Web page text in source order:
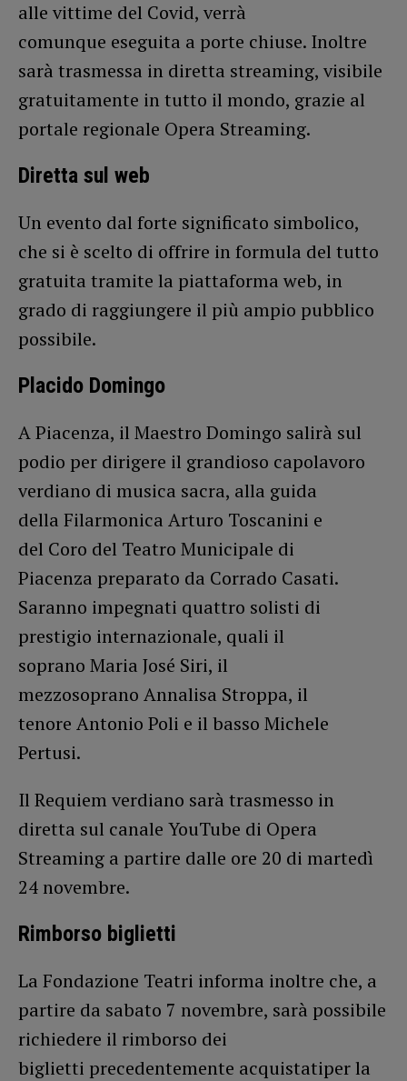
alle vittime del Covid, verrà
comunque eseguita a porte chiuse. Inoltre
sarà trasmessa in diretta streaming, visibile
gratuitamente in tutto il mondo, grazie al
portale regionale Opera Streaming.
Diretta sul web
Un evento dal forte significato simbolico,
che si è scelto di offrire in formula del tutto
gratuita tramite la piattaforma web, in
grado di raggiungere il più ampio pubblico
possibile.
Placido Domingo
A Piacenza, il Maestro Domingo salirà sul
podio per dirigere il grandioso capolavoro
verdiano di musica sacra, alla guida
della Filarmonica Arturo Toscanini e
del Coro del Teatro Municipale di
Piacenza preparato da Corrado Casati.
Saranno impegnati quattro solisti di
prestigio internazionale, quali il
soprano Maria José Siri, il
mezzosoprano Annalisa Stroppa, il
tenore Antonio Poli e il basso Michele
Pertusi.
Il Requiem verdiano sarà trasmesso in
diretta sul canale YouTube di Opera
Streaming a partire dalle ore 20 di martedì
24 novembre.
Rimborso biglietti
La Fondazione Teatri informa inoltre che, a
partire da sabato 7 novembre, sarà possibile
richiedere il rimborso dei
biglietti precedentemente acquistatiper la